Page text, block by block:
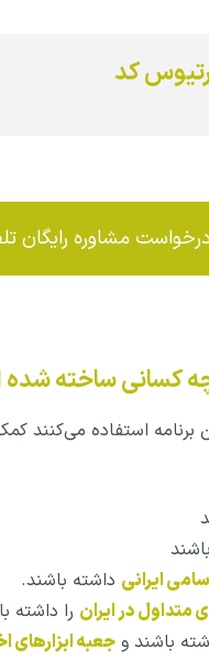
کد
مشاوره رایگان
کسانی ساخته
برنامه استفاده می‌کنند
ایرانی داشته باشند.
متداول در ایران را داشته
باشند و جعبه‌ ابزارهای